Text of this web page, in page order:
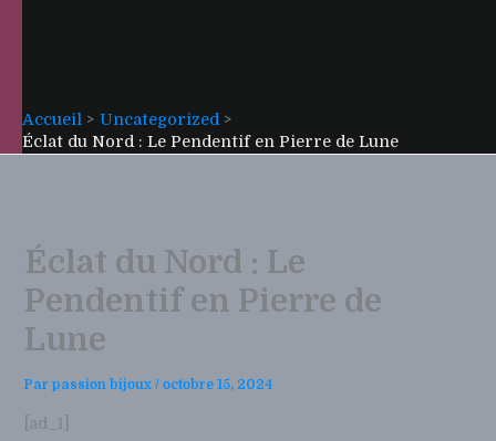
Accueil
Uncategorized
Éclat du Nord : Le Pendentif en Pierre de Lune
Éclat du Nord : Le
Pendentif en Pierre de
Lune
Parpassion bijoux/octobre 15, 2024
[ad_1]